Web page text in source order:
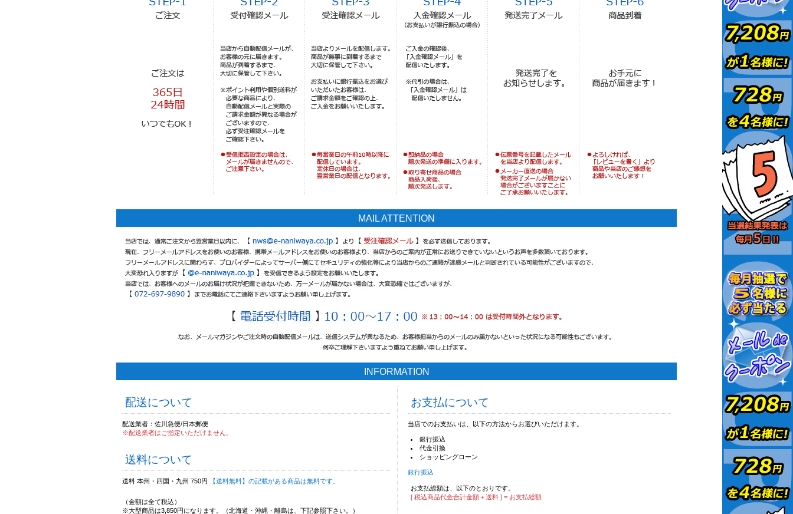
MAIL ATTENTION
INFORMATION
配送について
配送業者：佐川急便/日本郵便
※配送業者はご指定いただけません。
送料について
送料 本州・四国・九州 750円 【送料無料】の記載がある商品は無料です。
（金額は全て税込）
※大型商品は3,850円になります。（北海道・沖縄・離島は、下記参照下さい。）
お支払について
当店でのお支払いは、以下の方法からお選びいただけます。
銀行振込
代金引換
ショッピングローン
銀行振込
お支払総額は、以下のとおりです。
[ 税込商品代金合計金額＋送料 ] = お支払総額